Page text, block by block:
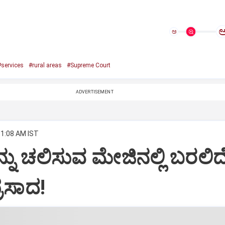
ಅ
#rural areas #Supreme Court
ADVERTISEMENT
AM IST
ಚಲಿಸುವ ಮೇಜಿನಲ್ಲಿ